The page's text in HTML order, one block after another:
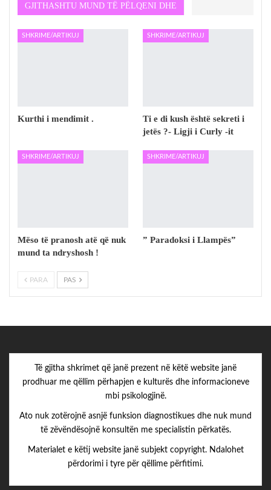
GJITHASHTU MUND TË PËLQENI DHE
SHKRIME/ARTIKUJ
Kurthi i mendimit .
SHKRIME/ARTIKUJ
Ti e di kush është sekreti i
jetës ?- Ligji i Curly -it
SHKRIME/ARTIKUJ
Mëso të pranosh atë që nuk
mund ta ndryshosh !
SHKRIME/ARTIKUJ
” Paradoksi i Llampës”
PARA PAS
Të gjitha shkrimet që janë prezent në këtë website janë
prodhuar me qëllim përhapjen e kulturës dhe informacioneve
mbi psikologjinë.
Ato nuk zotërojnë asnjë funksion diagnostikues dhe nuk mund
të zëvëndësojnë konsultën me specialistin përkatës.
Materialet e këtij website janë subjekt copyright. Ndalohet
përdorimi i tyre për qëllime përfitimi.